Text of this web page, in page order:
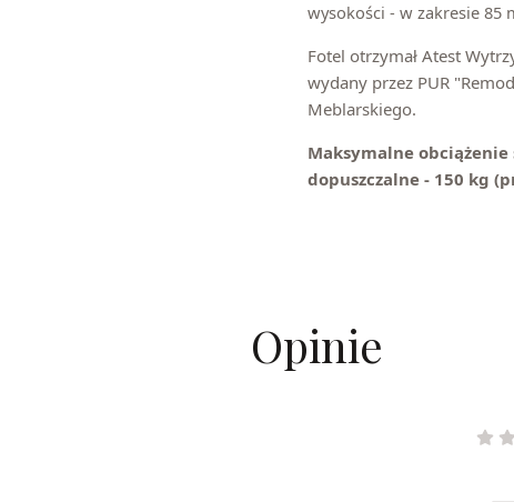
wysokości - w zakresie 85
Fotel otrzymał Atest
wydany przez PUR
Meblarskiego.
Maksymalne
dopuszczalne - 150 kg
Opinie